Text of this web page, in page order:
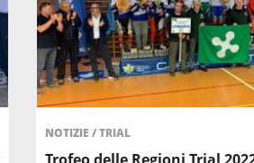
NOTIZIE /TRIAL
Trofeo delle Regioni Trial